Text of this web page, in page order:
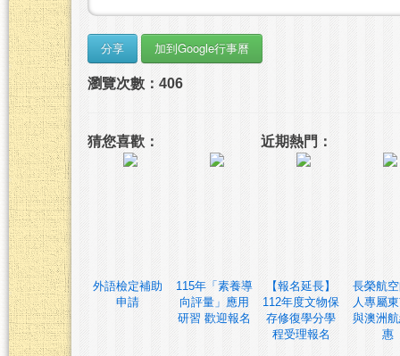
瀏覽次數：406
猜您喜歡：
外語檢定補助
申請
115年「素養導
向評量」應用
研習 歡迎報名
近期熱門：
【報名延長】
112年度文物保
存修復學分學
程受理報名
長榮航
人專屬
與澳洲
惠